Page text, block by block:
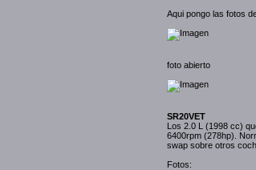
Aqui pongo las fotos
foto abierto
SR20VET
Los 2.0 L (1998 cc)
6400rpm (278hp).
swap sobre otros
Fotos: